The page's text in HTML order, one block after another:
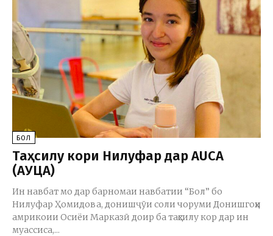
БОЛ
Таҳсилу кори Нилуфар дар AUCA
(АУЦА)
Ин навбат мо дар барномаи навбатии “Бол” бо
Нилуфар Ҳомидова, донишҷӯи соли чоруми Донишгоҳи
амрикоии Осиёи Марказӣ доир ба таҳсилу кор дар ин
муассиса,...